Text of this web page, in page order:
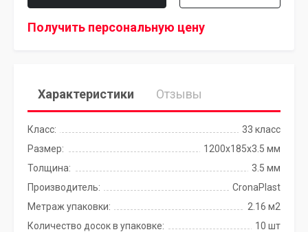
Получить персональную цену
Характеристики Отзывы
Класс:
33 класс
Размер:
1200х185х3.5 мм
Толщина:
3.5 мм
Производитель:
CronaPlast
Метраж упаковки:
2.16 м2
Количество досок в упаковке:
10 шт